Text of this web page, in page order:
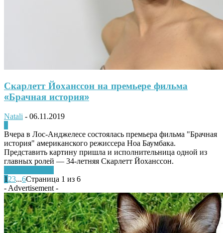
Скарлетт Йоханссон на премьере фильма
«Брачная история»
Natali - 06.11.2019
Вчера в Лос-Анджелесе состоялась премьера фильма "Брачная
история" американского режиссера Ноа Баумбака.
Представить картину пришла и исполнительница одной из
главных ролей — 34-летняя Скарлетт Йоханссон.
1 23...6Страница 1 из 6
- Advertisement -